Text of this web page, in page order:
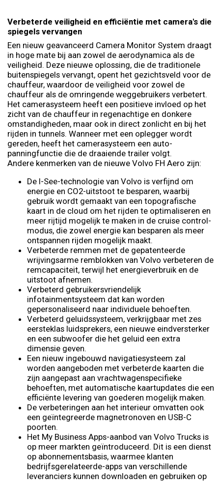
Verbeterde veiligheid en efficiëntie met camera's die
spiegels vervangen
Een nieuw geavanceerd Camera Monitor System draagt
in hoge mate bij aan zowel de aerodynamica als de
veiligheid. Deze nieuwe oplossing, die de traditionele
buitenspiegels vervangt, opent het gezichtsveld voor de
chauffeur, waardoor de veiligheid voor zowel de
chauffeur als de omringende weggebruikers verbetert.
Het camerasysteem heeft een positieve invloed op het
zicht van de chauffeur in regenachtige en donkere
omstandigheden, maar ook in direct zonlicht en bij het
rijden in tunnels. Wanneer met een oplegger wordt
gereden, heeft het camerasysteem een auto-
panningfunctie die de draaiende trailer volgt.
Andere kenmerken van de nieuwe Volvo FH Aero zijn:
De I-See-technologie van Volvo is verfijnd om
energie en CO2-uitstoot te besparen, waarbij
gebruik wordt gemaakt van een topografische
kaart in de cloud om het rijden te optimaliseren en
meer rijtijd mogelijk te maken in de cruise control-
modus, die zowel energie kan besparen als meer
ontspannen rijden mogelijk maakt.
Verbeterde remmen met de gepatenteerde
wrijvingsarme remblokken van Volvo verbeteren de
remcapaciteit, terwijl het energieverbruik en de
uitstoot afnemen.
Verbeterd gebruikersvriendelijk
infotainmentsysteem dat kan worden
gepersonaliseerd naar individuele behoeften.
Verbeterd geluidssysteem, verkrijgbaar met zes
eersteklas luidsprekers, een nieuwe eindversterker
en een subwoofer die het geluid een extra
dimensie geven.
Een nieuw ingebouwd navigatiesysteem zal
worden aangeboden met verbeterde kaarten die
zijn aangepast aan vrachtwagenspecifieke
behoeften, met automatische kaartupdates die een
efficiënte levering van goederen mogelijk maken.
De verbeteringen aan het interieur omvatten ook
een geïntegreerde magnetronoven en USB-C
poorten.
Het My Business Apps-aanbod van Volvo Trucks is
op meer markten geïntroduceerd. Dit is een dienst
op abonnementsbasis, waarmee klanten
bedrijfsgerelateerde-apps van verschillende
leveranciers kunnen downloaden en gebruiken op